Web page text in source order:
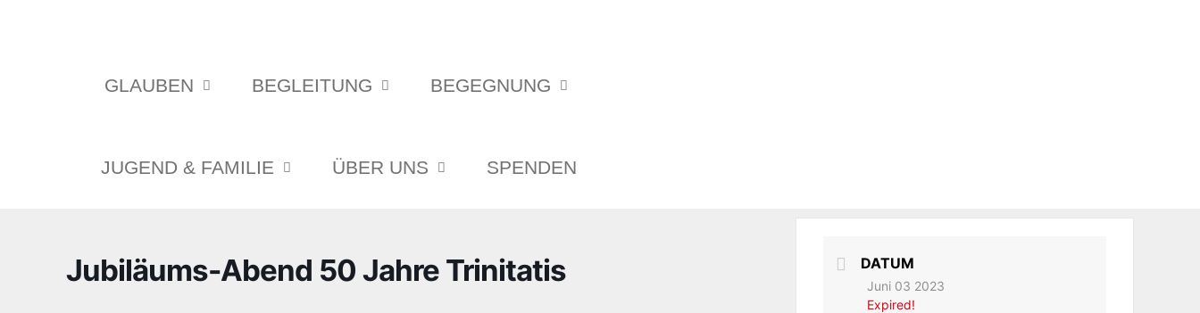
GLAUBEN BEGLEITUNG BEGEGNUNG
JUGEND & FAMILIE ÜBER UNS SPENDEN
Jubiläums-Abend 50 Jahre Trinitatis DATUM
Juni 03 2023
Expired!